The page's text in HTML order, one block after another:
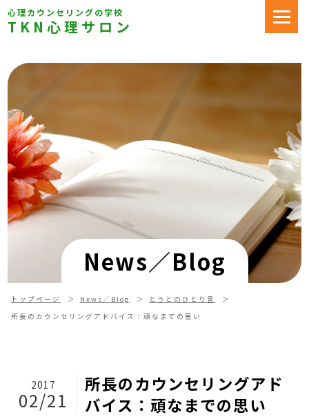
心理カウンセリングの学校
TKN心理サロン
News／Blog
トップページ News／Blog
とうとのひとり言
所長のカウンセリングアドバイス：頑なまでの思い
所長のカウンセリングアド
バイス：頑なまでの思い
2017
02/21